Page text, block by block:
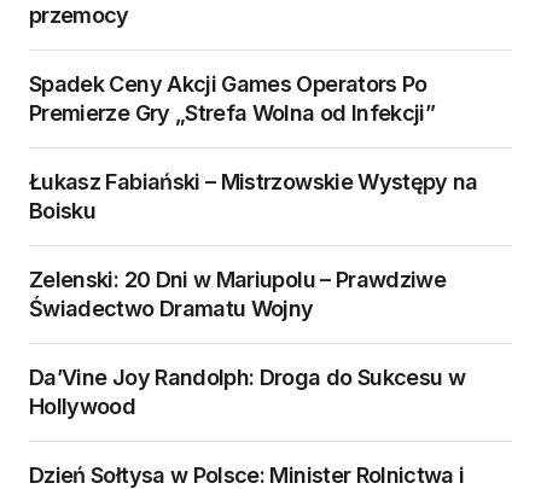
przemocy
Spadek Ceny Akcji Games Operators Po
Premierze Gry „Strefa Wolna od Infekcji”
Łukasz Fabiański – Mistrzowskie Występy na
Boisku
Zelenski: 20 Dni w Mariupolu – Prawdziwe
Świadectwo Dramatu Wojny
Da’Vine Joy Randolph: Droga do Sukcesu w
Hollywood
Dzień Sołtysa w Polsce: Minister Rolnictwa i